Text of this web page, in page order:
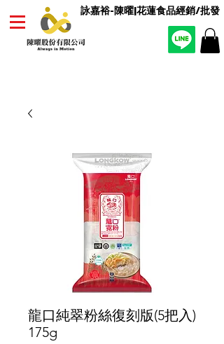
詠嘉裕-陳曜|花蓮食品經銷/批發
龍口純翠粉絲復刻版(5把入)
175g